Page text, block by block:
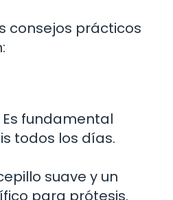
consejos prácticos
Es fundamental
todos los días.
suave y un
para prótesis.